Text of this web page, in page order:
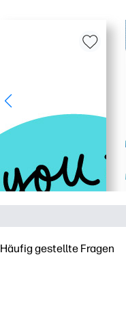
Häufig gestellte Fragen